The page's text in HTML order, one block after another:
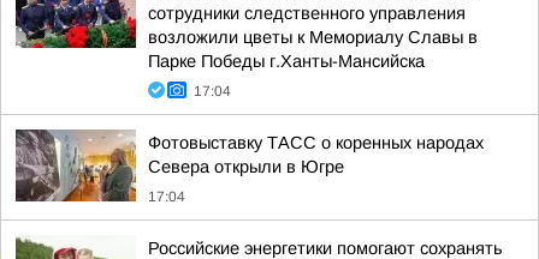
сотрудники следственного управления
возложили цветы к Мемориалу Славы в
Парке Победы г.Ханты-Мансийска
17:04
Фотовыставку ТАСС о коренных народах
Севера открыли в Югре
17:04
Российские энергетики помогают сохранять